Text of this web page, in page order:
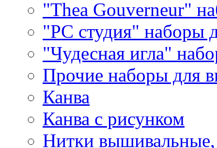
"Thea Gouverneur"
"РС студия" наборы
"Чудесная игла"
Прочие наборы для
Канва
Канва с рисунком
Нитки